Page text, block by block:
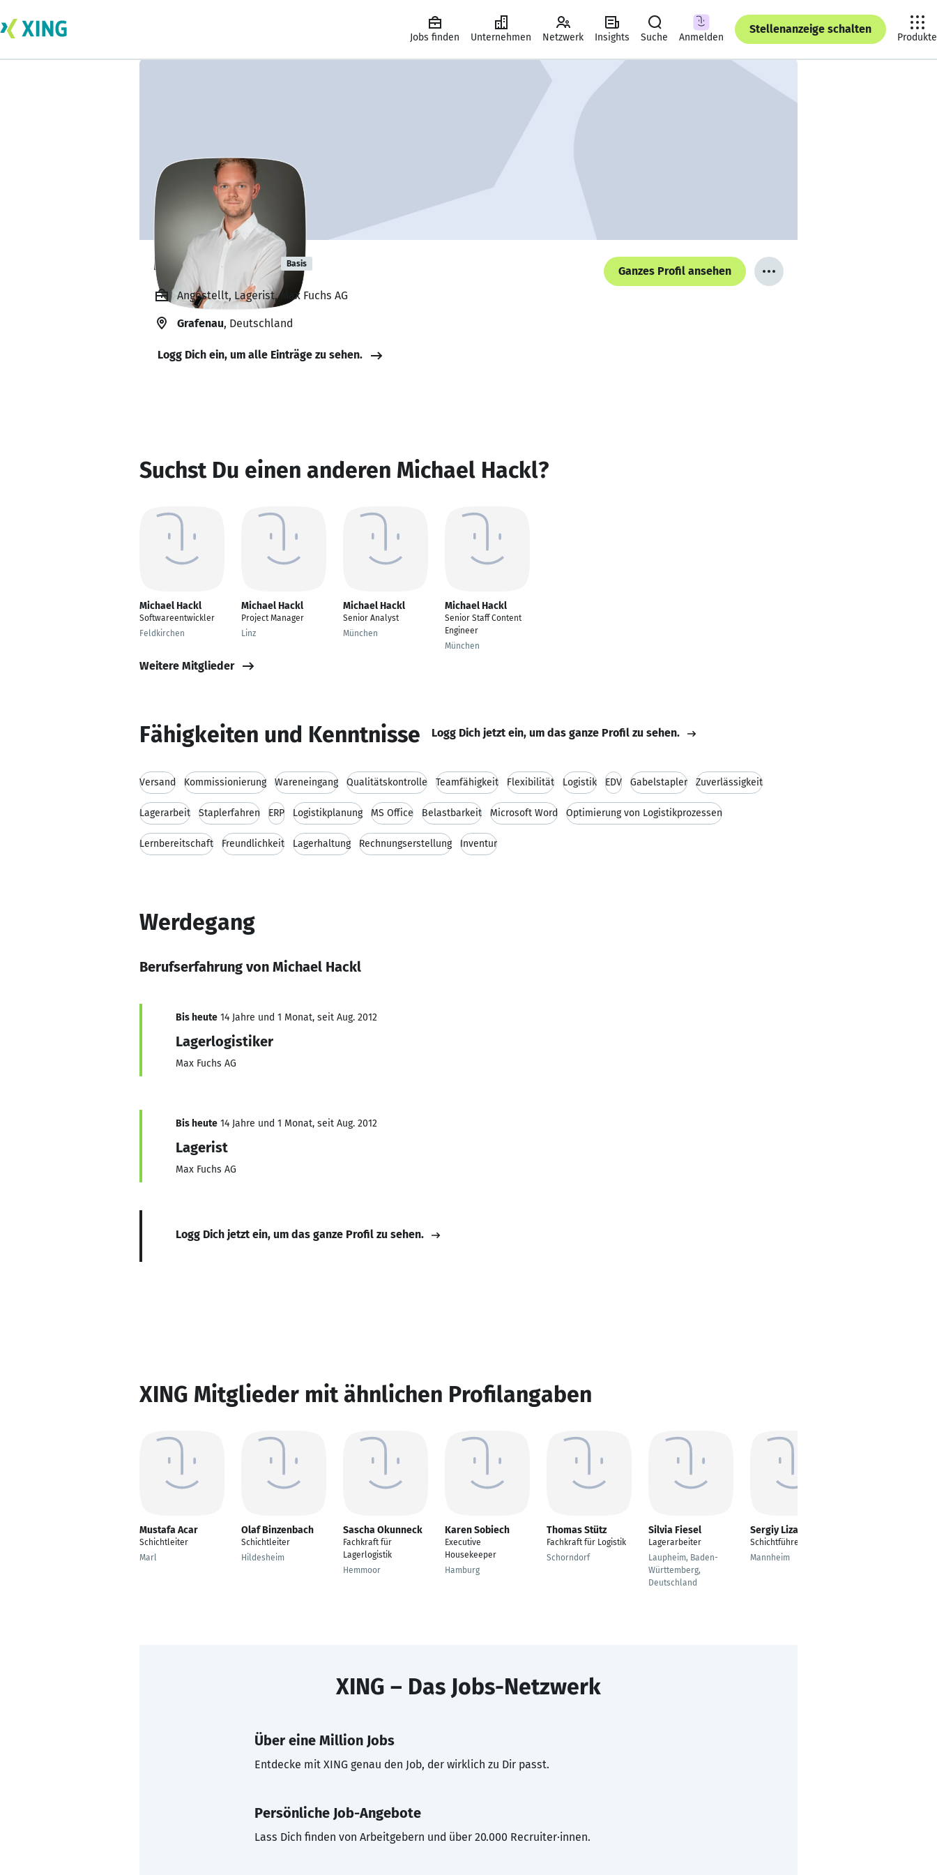
Jobs finden Unternehmen Netzwerk Insights Suche Anmelden
Stellenanzeige schalten
Produkte
Michael Hackl Basis
Ganzes Profil ansehen
Angestellt, Lagerist, Max Fuchs AG
Grafenau, Deutschland
Logg Dich ein, um alle Einträge zu sehen.
Suchst Du einen anderen Michael Hackl?
Michael Hackl
Softwareentwickler
Feldkirchen
Michael Hackl
Project Manager
Linz
Michael Hackl
Senior Analyst
München
Michael Hackl
Senior Staff Content
Engineer
München
Weitere Mitglieder
Fähigkeiten und Kenntnisse Logg Dich jetzt ein, um das ganze Profil zu sehen.
Versand Kommissionierung Wareneingang Qualitätskontrolle Teamfähigkeit Flexibilität Logistik EDV Gabelstapler Zuverlässigkeit
Lagerarbeit Staplerfahren ERP Logistikplanung MS Office Belastbarkeit Microsoft Word Optimierung von Logistikprozessen
Lernbereitschaft Freundlichkeit Lagerhaltung Rechnungserstellung Inventur
Werdegang
Berufserfahrung von Michael Hackl
Bis heute 14 Jahre und 1 Monat, seit Aug. 2012
Lagerlogistiker
Max Fuchs AG
Bis heute 14 Jahre und 1 Monat, seit Aug. 2012
Lagerist
Max Fuchs AG
Logg Dich jetzt ein, um das ganze Profil zu sehen.
XING Mitglieder mit ähnlichen Profilangaben
Mustafa Acar
Schichtleiter
Marl
Olaf Binzenbach
Schichtleiter
Hildesheim
Sascha Okunneck
Fachkraft für
Lagerlogistik
Hemmoor
Karen Sobiech
Executive
Housekeeper
Hamburg
Thomas Stütz
Fachkraft für Logistik
Schorndorf
Silvia Fiesel
Lagerarbeiter
Laupheim, Baden-
Württemberg,
Deutschland
Sergiy Lizak
Schichtführer
Mannheim
XING – Das Jobs-Netzwerk
Über eine Million Jobs
Entdecke mit XING genau den Job, der wirklich zu Dir passt.
Persönliche Job-Angebote
Lass Dich finden von Arbeitgebern und über 20.000 Recruiter·innen.